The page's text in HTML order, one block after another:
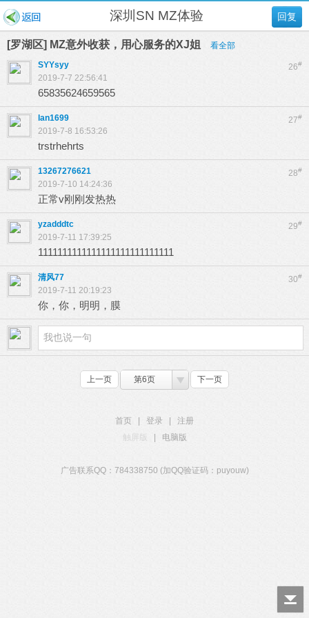
回复
深圳SN MZ体验
[罗湖区] MZ意外收获，用心服务的XJ姐 看全部
26#
SYYsyy
2019-7-7 22:56:41
65835624659565
27#
lan1699
2019-7-8 16:53:26
trstrhehrts
28#
13267276621
2019-7-10 14:24:36
正常v刚刚发热热
29#
yzadddtc
2019-7-11 17:39:25
1111111111111111111111111111
30#
清风77
2019-7-11 20:19:23
你，你，明明，膜
上一页 第6页 下一页
首页 登录
注册
触屏版
电脑版
广告联系QQ：784338750 (加QQ验证码：puyouw)